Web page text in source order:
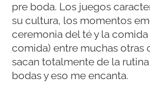
pre boda. Los juegos
su cultura, los momentos
ceremonia del té y la comida
comida) entre muchas otras
sacan totalmente de la
bodas y eso me encanta.